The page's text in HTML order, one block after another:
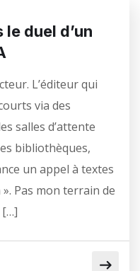
duel d’un
L’éditeur qui
via des
salles d’attente
bibliothèques,
un appel à textes
Pas mon terrain de
[…]